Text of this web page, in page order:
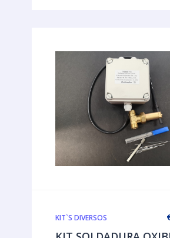
KIT`S DIVERSOS